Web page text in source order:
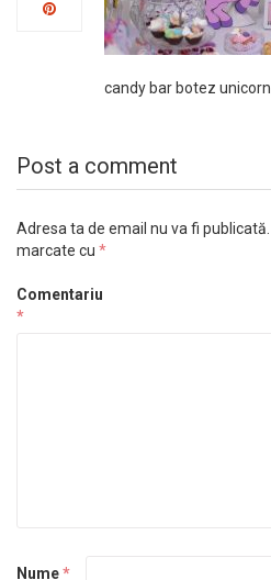
candy bar botez unicorn
Post a comment
Adresa ta de email nu va fi publicată.
marcate cu *
Comentariu
*
Nume*